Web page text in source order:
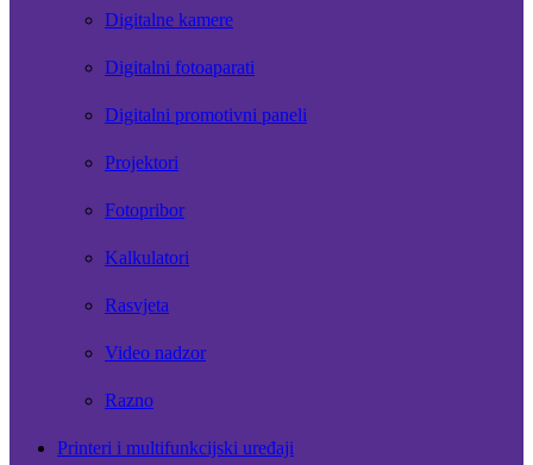
Digitalne kamere
Digitalni fotoaparati
Digitalni promotivni paneli
Projektori
Fotopribor
Kalkulatori
Rasvjeta
Video nadzor
Razno
Printeri i multifunkcijski uređaji